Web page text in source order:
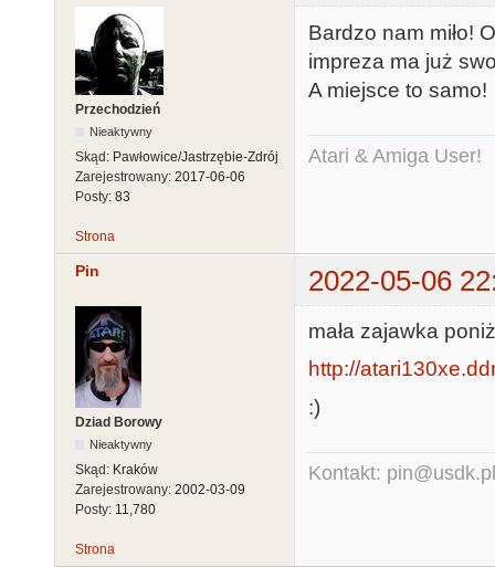
Przechodzień
Nieaktywny
Skąd: Pawłowice/Jastrzębie-Zdrój
Zarejestrowany: 2017-06-06
Posty: 83
Bardzo nam miło!
impreza ma już
A miejsce to samo!
Atari & Amiga User!
Strona
Pin 2022-05-06
Dziad Borowy
Nieaktywny
Skąd: Kraków
Zarejestrowany: 2002-03-09
Posty: 11,780
mała zajawka
http://
:)
Kontakt: pin@usdk.pl
Strona